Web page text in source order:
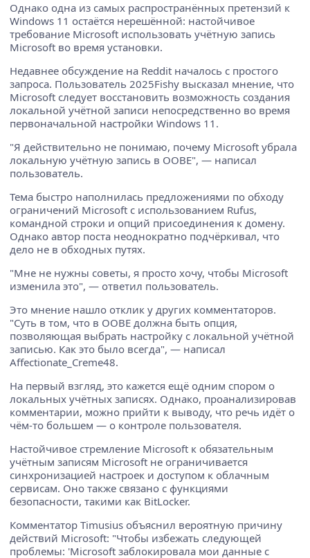
Однако одна из самых распространённых претензий к
Windows 11 остаётся нерешённой: настойчивое
требование Microsoft использовать учётную запись
Microsoft во время установки.
Недавнее обсуждение на Reddit началось с простого
запроса. Пользователь 2025Fishy высказал мнение, что
Microsoft следует восстановить возможность создания
локальной учётной записи непосредственно во время
первоначальной настройки Windows 11.
"Я действительно не понимаю, почему Microsoft убрала
локальную учётную запись в OOBE", — написал
пользователь.
Тема быстро наполнилась предложениями по обходу
ограничений Microsoft с использованием Rufus,
командной строки и опций присоединения к домену.
Однако автор поста неоднократно подчёркивал, что
дело не в обходных путях.
"Мне не нужны советы, я просто хочу, чтобы Microsoft
изменила это", — ответил пользователь.
Это мнение нашло отклик у других комментаторов.
"Суть в том, что в OOBE должна быть опция,
позволяющая выбрать настройку с локальной учётной
записью. Как это было всегда", — написал
Affectionate_Creme48.
На первый взгляд, это кажется ещё одним спором о
локальных учётных записях. Однако, проанализировав
комментарии, можно прийти к выводу, что речь идёт о
чём-то большем — о контроле пользователя.
Настойчивое стремление Microsoft к обязательным
учётным записям Microsoft не ограничивается
синхронизацией настроек и доступом к облачным
сервисам. Оно также связано с функциями
безопасности, такими как BitLocker.
Комментатор Timusius объяснил вероятную причину
действий Microsoft: "Чтобы избежать следующей
проблемы: 'Microsoft заблокировала мои данные с